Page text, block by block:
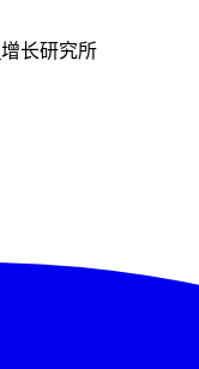
增长研究所